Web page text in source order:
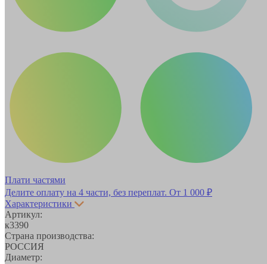
Плати частями
Делите оплату на 4 части, без переплат. От 1 000 ₽
Характеристики
Артикул:
к3390
Страна производства:
РОССИЯ
Диаметр: